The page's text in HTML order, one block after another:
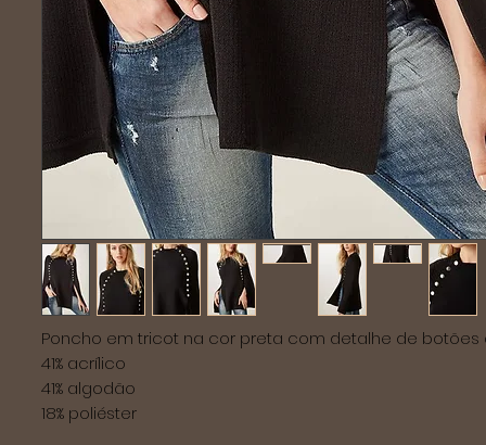
Poncho em tricot na cor preta com detalhe de botões
41% acrílico
41% algodão
18% poliéster